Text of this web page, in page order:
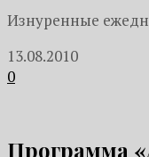
Изнуренные
13.08.2010
0
Программа